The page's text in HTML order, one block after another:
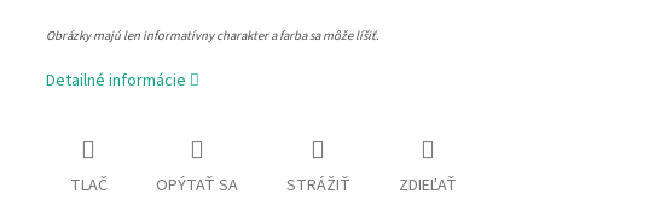
Obrázky majú len informatívny charakter a farba sa môže líšiť.
Detailné informácie
TLAČ OPÝTAŤ SA STRÁŽIŤ ZDIEĽAŤ